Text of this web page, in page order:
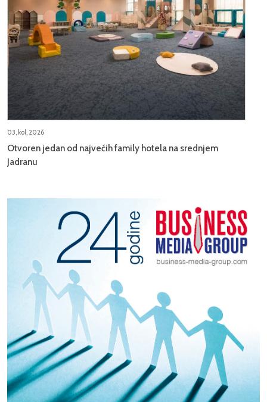
03, kol, 2026
Otvoren jedan od najvećih family hotela na srednjem
Jadranu